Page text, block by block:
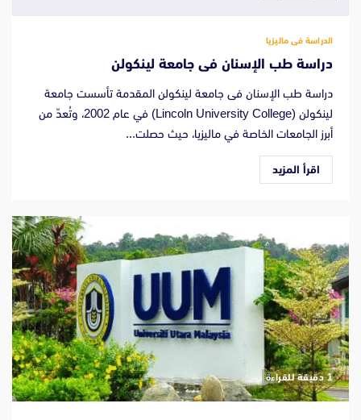
الدراسة فى ماليزيا
دراسة طب الإسنان فى جامعة لينكولن
دراسة طب الإسنان فى جامعة لينكولن المقدمة تأسست جامعة
لينكولن (Lincoln University College) في عام 2002، وتُعدّ من
أبرز الجامعات الخاصة في ماليزيا، حيث حصلت...
اقرأ المزيد
‫1 دقيقة للقراءة